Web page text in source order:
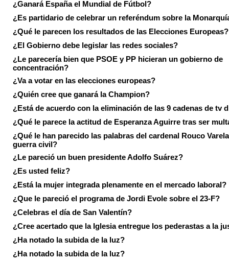
¿Ganará España el Mundial de Fútbol?
¿Es partidario de celebrar un referéndum sobre la
¿Qué le parecen los resultados de las Elecciones Europeas?
¿El Gobierno debe legislar las redes sociales?
¿Le parecería bien que PSOE y PP hicieran un gobierno de
concentración?
¿Va a votar en las elecciones europeas?
¿Quién cree que ganará la Champion?
¿Está de acuerdo con la eliminación de las 9 cadenas de tv
¿Qué le parece la actitud de Esperanza Aguirre tras ser
¿Qué le han parecido las palabras del cardenal Rouco
guerra civil?
¿Le pareció un buen presidente Adolfo Suárez?
¿Es usted feliz?
¿Está la mujer integrada plenamente en el mercado laboral?
¿Que le pareció el programa de Jordi Evole sobre el 23-F?
¿Celebras el día de San Valentín?
¿Cree acertado que la Iglesia entregue los pederastas a la
¿Ha notado la subida de la luz?
¿Ha notado la subida de la luz?